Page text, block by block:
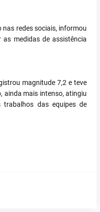
nas redes sociais, informou
medidas de assistência
magnitude 7,2 e teve
ainda mais intenso, atingiu
das equipes de